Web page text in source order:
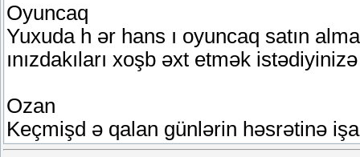
Oyuncaq
Yuxuda h ər hans ı oyuncaq satın
ınızdakıları xoşb əxt etmək
Ozan
Keçmişd ə qalan günlərin həsrətinə